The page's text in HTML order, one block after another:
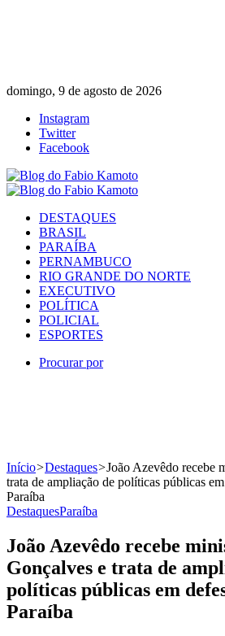
domingo, 9 de agosto de 2026
Instagram
Twitter
Facebook
DESTAQUES
BRASIL
PARAÍBA
PERNAMBUCO
RIO GRANDE DO NORTE
EXECUTIVO
POLÍTICA
POLICIAL
ESPORTES
Procurar por
Início>Destaques>João Azevêdo recebe
trata de ampliação de políticas públicas
Paraíba
DestaquesParaíba
João Azevêdo recebe
Gonçalves e trata de
políticas públicas em
Paraíba